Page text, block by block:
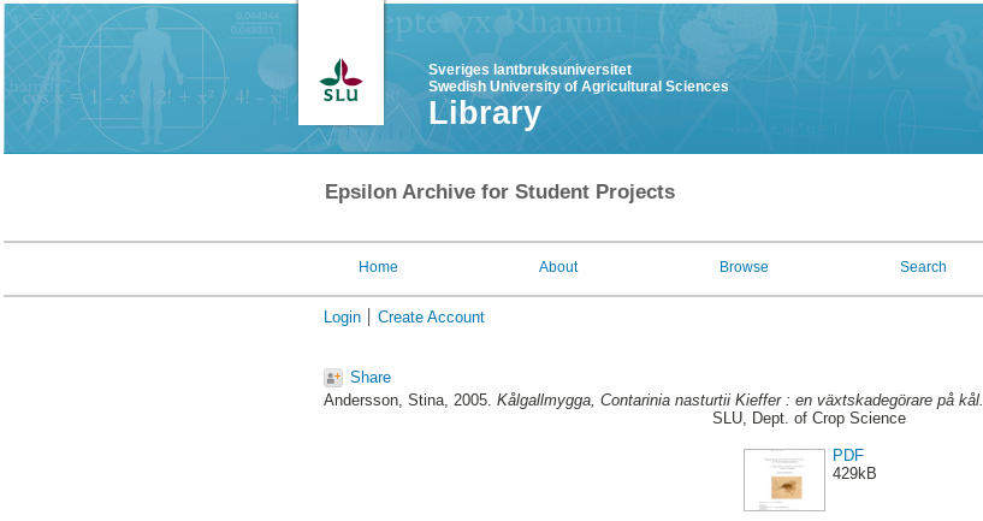
Sveriges lantbruksuniversitet
Swedish University of Agricultural Sciences
Library
Epsilon Archive for Student Projects
Home About Browse Search
Login Create Account
Share
Andersson, Stina, 2005. Kålgallmygga, Contarinia nasturtii Kieffer : en växtskadegörare på kål.
SLU, Dept. of Crop Science
PDF
429kB